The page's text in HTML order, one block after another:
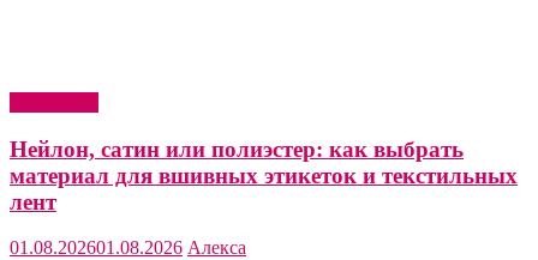
Нейлон, сатин или полиэстер: как выбрать
материал для вшивных этикеток и текстильных
лент
01.08.202601.08.2026 Алекса